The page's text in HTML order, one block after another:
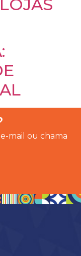
mail ou chama